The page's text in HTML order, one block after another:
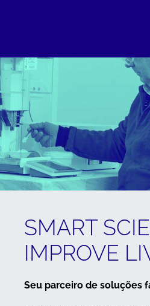
SMART
IMPROVE
Seu parceiro de soluções